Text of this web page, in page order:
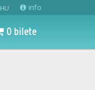
HU info
0 bilete